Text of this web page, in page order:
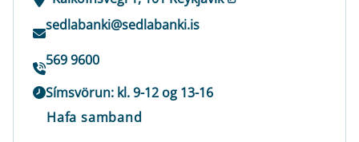
sedlabanki@sedlabanki.is
569 9600
Símsvörun: kl. 9-12 og 13-16
Hafa samband